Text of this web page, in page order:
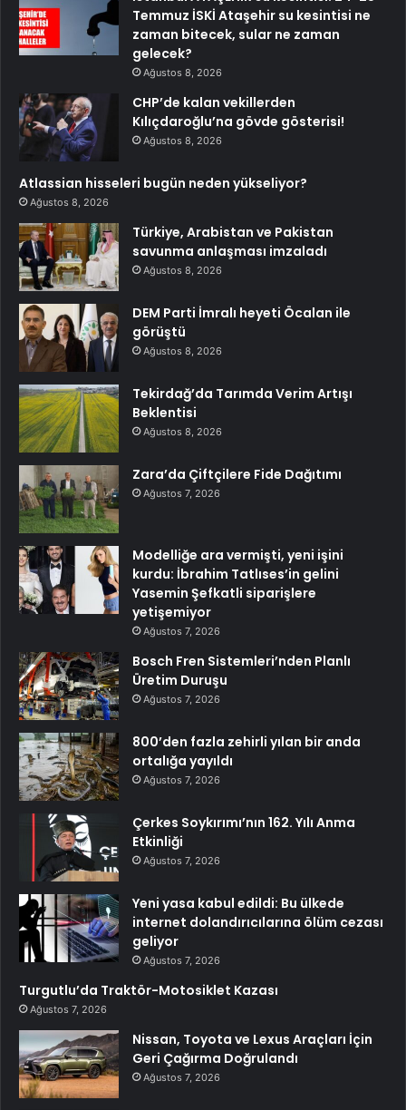
Temmuz İSKİ Ataşehir su kesintisi ne
zaman bitecek, sular ne zaman
gelecek?
Ağustos 8, 2026
CHP’de kalan vekillerden
Kılıçdaroğlu’na gövde gösterisi!
Ağustos 8, 2026
Atlassian hisseleri bugün neden yükseliyor?
Ağustos 8, 2026
Türkiye, Arabistan ve Pakistan
savunma anlaşması imzaladı
Ağustos 8, 2026
DEM Parti İmralı heyeti Öcalan ile
görüştü
Ağustos 8, 2026
Tekirdağ’da Tarımda Verim Artışı
Beklentisi
Ağustos 8, 2026
Zara’da Çiftçilere Fide Dağıtımı
Ağustos 7, 2026
Modelliğe ara vermişti, yeni işini
kurdu: İbrahim Tatlıses’in gelini
Yasemin Şefkatli siparişlere
yetişemiyor
Ağustos 7, 2026
Bosch Fren Sistemleri’nden Planlı
Üretim Duruşu
Ağustos 7, 2026
800’den fazla zehirli yılan bir anda
ortalığa yayıldı
Ağustos 7, 2026
Çerkes Soykırımı’nın 162. Yılı Anma
Etkinliği
Ağustos 7, 2026
Yeni yasa kabul edildi: Bu ülkede
internet dolandırıcılarına ölüm cezası
geliyor
Ağustos 7, 2026
Turgutlu’da Traktör-Motosiklet Kazası
Ağustos 7, 2026
Nissan, Toyota ve Lexus Araçları İçin
Geri Çağırma Doğrulandı
Ağustos 7, 2026